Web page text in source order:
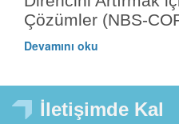
Çözümler (NBS-
Devamını oku
İletişimde Kal